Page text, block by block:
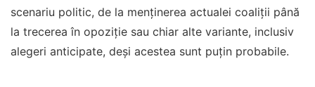
scenariu politic, de la menținerea actualei coaliții până
la trecerea în opoziție sau chiar alte variante, inclusiv
alegeri anticipate, deși acestea sunt puțin probabile.